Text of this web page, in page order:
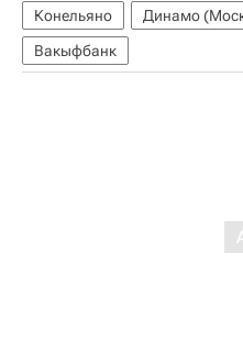
Конельяно Динамо
Вакыфбанк